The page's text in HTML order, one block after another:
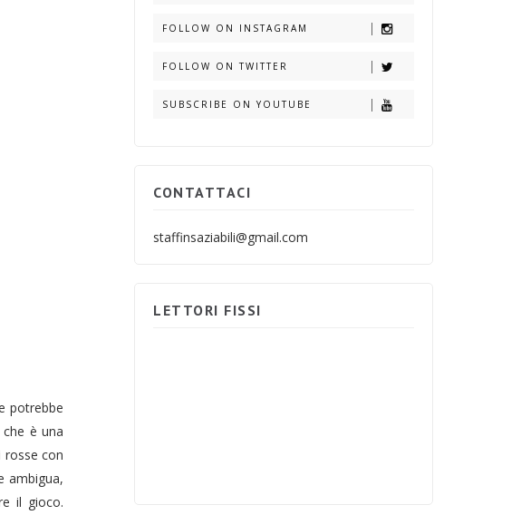
potrebbe
è una
rosse con
ambigua,
il gioco.
FOLLOW ON INSTAGRAM
FOLLOW ON TWITTER
SUBSCRIBE ON YOUTUBE
CONTATTACI
staffinsaziabili@gmail.com
LETTORI FISSI